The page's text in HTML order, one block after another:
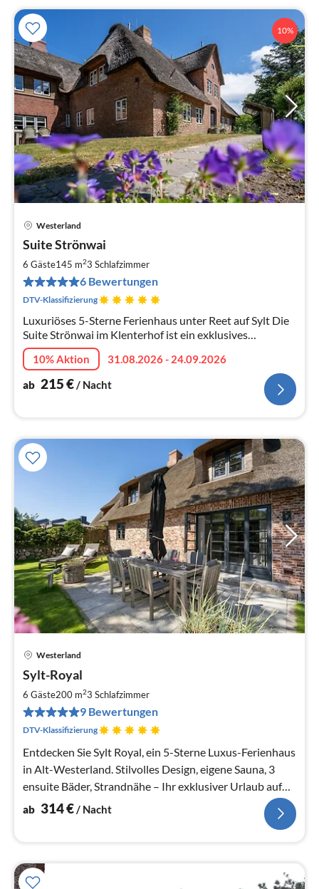
10%
Westerland
Suite Strönwai
6 Gäste145 m23 Schlafzimmer
6 Bewertungen
DTV-Klassifizierung
Luxuriöses 5-Sterne Ferienhaus unter Reet auf Sylt Die
Suite Strönwai im Klenterhof ist ein exklusives
Ferienhaus in Alt-Westerland mit Kachelofen, privater
Terrasse und Saunahaus.
10% Aktion
31.08.2026 - 24.09.2026
ab 215€/ Nacht
Westerland
Sylt-Royal
6 Gäste200 m23 Schlafzimmer
9 Bewertungen
DTV-Klassifizierung
Entdecken Sie Sylt Royal, ein 5-Sterne Luxus-Ferienhaus
in Alt-Westerland. Stilvolles Design, eigene Sauna, 3
ensuite Bäder, Strandnähe – Ihr exklusiver Urlaub auf
Sylt.
ab 314€/ Nacht